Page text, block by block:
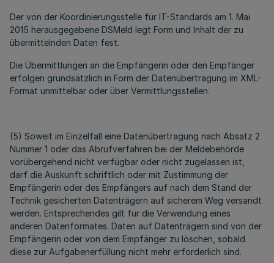
Der von der Koordinierungsstelle für IT-Standards am 1. Mai
2015 herausgegebene DSMeld legt Form und Inhalt der zu
übermittelnden Daten fest.
Die Übermittlungen an die Empfängerin oder den Empfänger
erfolgen grundsätzlich in Form der Datenübertragung im XML-
Format unmittelbar oder über Vermittlungsstellen.
(5) Soweit im Einzelfall eine Datenübertragung nach Absatz 2
Nummer 1 oder das Abrufverfahren bei der Meldebehörde
vorübergehend nicht verfügbar oder nicht zugelassen ist,
darf die Auskunft schriftlich oder mit Zustimmung der
Empfängerin oder des Empfängers auf nach dem Stand der
Technik gesicherten Datenträgern auf sicherem Weg versandt
werden. Entsprechendes gilt für die Verwendung eines
anderen Datenformates. Daten auf Datenträgern sind von der
Empfängerin oder von dem Empfänger zu löschen, sobald
diese zur Aufgabenerfüllung nicht mehr erforderlich sind.